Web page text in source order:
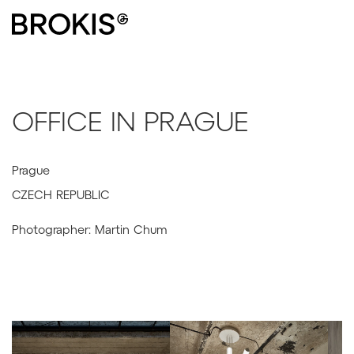
OFFICE IN PRAGUE
Prague
CZECH REPUBLIC
Photographer: Martin Chum